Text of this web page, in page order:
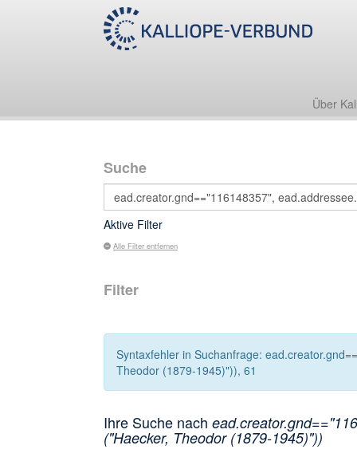
Über
Suche
Aktive Filter
Alle Filter entfernen
Filter
Syntaxfehler in Suchanfrage:
Theodor (1879-1945)")), 61
Ihre Suche nach
("Haecker, Theodor (1879-1945)"))